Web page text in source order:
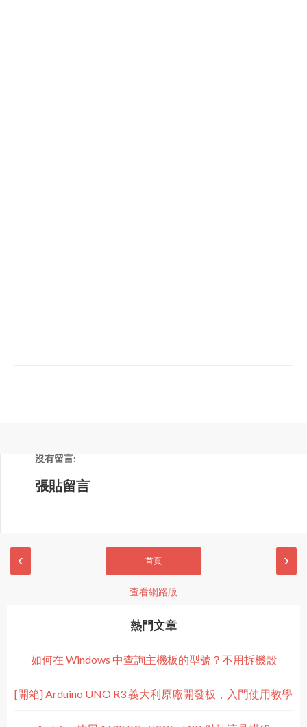
沒有留言:
張貼留言
‹ ›
首頁
查看網路版
熱門文章
如何在 Windows 中查詢主機板的型號？不用拆機殼
[開箱] Arduino UNO R3 義大利原廠開發板，入門使用教學